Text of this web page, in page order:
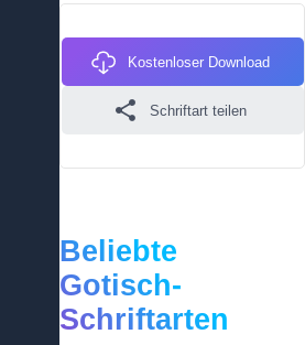
Kostenloser Download
Schriftart teilen
Beliebte
Gotisch-
Schriftarten